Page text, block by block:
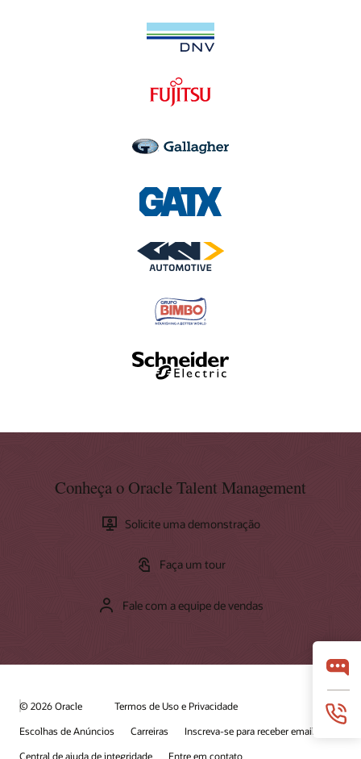
Conheça o Oracle Talent Management
Solicite uma demonstração
Faça um tour
Fale com a equipe de vendas
© 2026 Oracle
Termos de Uso e Privacidade
Escolhas de Anúncios
Carreiras
Inscreva-se para receber emails
Central de ajuda de integridade
Entre em contato